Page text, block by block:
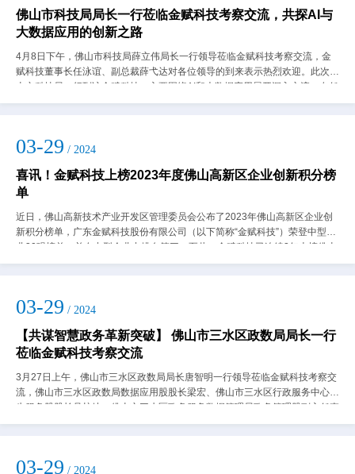
佛山市科技局局长一行莅临金赋科技考察交流，共探AI与
大数据应用的创新之路
4月8日下午，佛山市科技局薛立伟局长一行领导莅临金赋科技考察交流，金
赋科技董事长任泳谊、副总裁薛弋达对各位领导的到来表示热烈欢迎。此次佛
山市科技局一行到访金赋科技，主要围绕AI和大数据应用展开深入交流。在任
泳谊董事长的陪同下，薛立伟局长一行...
03-29 / 2024
喜讯！金赋科技上榜2023年度佛山高新区企业创新积分榜
单
近日，佛山高新技术产业开发区管理委员会公布了2023年佛山高新区企业创
新积分榜单，广东金赋科技股份有限公司（以下简称“金赋科技”）荣登中型企
业30强榜单，并在中型企业中排名第三。至此，金赋科技已连续2年上榜佛山
高新区企业创新中型企业30强榜...
03-29 / 2024
【共谋智慧政务革新突破】 佛山市三水区政数局局长一行
莅临金赋科技考察交流
3月27日上午，佛山市三水区政数局局长唐智明一行领导莅临金赋科技考察交
流，佛山市三水区政数局数据应用股股长梁宏、佛山市三水区行政服务中心民
生服务股股长吴梓岐、佛山市三水区政务服务数据管理局政务管理股副主任李
丽玲陪同调研。金赋科技董事长任泳谊...
03-29 / 2024